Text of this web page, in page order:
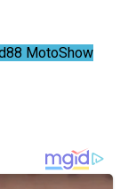
MotoShow